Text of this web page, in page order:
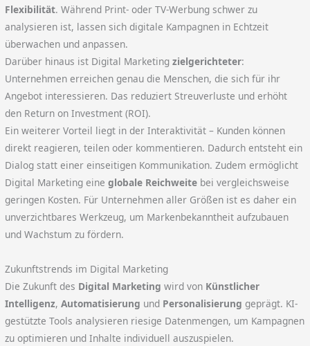
Flexibilität. Während Print- oder TV-Werbung schwer zu
analysieren ist, lassen sich digitale Kampagnen in Echtzeit
überwachen und anpassen.
Darüber hinaus ist Digital Marketingzielgerichteter:
Unternehmen erreichen genau die Menschen, die sich für ihr
Angebot interessieren. Das reduziert Streuverluste und erhöht
den Return on Investment (ROI).
Ein weiterer Vorteil liegt in der Interaktivität – Kunden können
direkt reagieren, teilen oder kommentieren. Dadurch entsteht ein
Dialog statt einer einseitigen Kommunikation. Zudem ermöglicht
Digital Marketing eineglobale Reichweite bei vergleichsweise
geringen Kosten. Für Unternehmen aller Größen ist es daher ein
unverzichtbares Werkzeug, um Markenbekanntheit aufzubauen
und Wachstum zu fördern.
Zukunftstrends im Digital Marketing
Die Zukunft des Digital Marketing wird von Künstlicher
Intelligenz,Automatisierung und Personalisierung geprägt. KI-
gestützte Tools analysieren riesige Datenmengen, um Kampagnen
zu optimieren und Inhalte individuell auszuspielen.